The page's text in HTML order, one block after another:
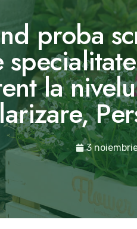
proba
la
3